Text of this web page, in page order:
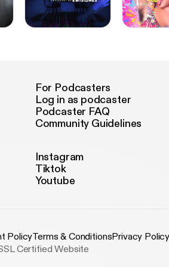
For Podcasters
Log in as podcaster
Podcaster FAQ
Community Guidelines
Instagram
Tiktok
Youtube
PolicyTerms & ConditionsPrivacy
Certified Website